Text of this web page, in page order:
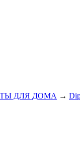
ДЛЯ ДОМА →